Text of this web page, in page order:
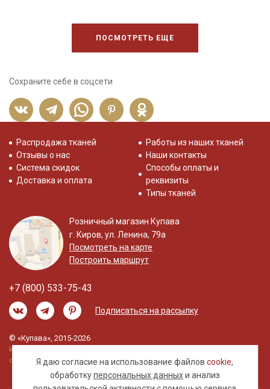
ПОСМОТРЕТЬ ЕЩЕ
Сохраните себе в соцсети
Я даю согласие на использование файловcookie,
обработкуперсональных данныхи анализ
Распродажа тканей
Отзывы о нас
Система скидок
Доставка и оплата
Работы из наших тканей
Наши контакты
Способы оплаты и
реквизиты
Типы тканей
Розничный магазин Купава
г. Киров, ул. Ленина, 79а
Посмотреть на карте
Построить маршрут
+7 (800) 533-75-43
Подписаться на рассылку
© «Купава», 2015-2026
Информация на сайте не является публичной
офертой.